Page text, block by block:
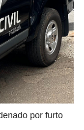
por furto